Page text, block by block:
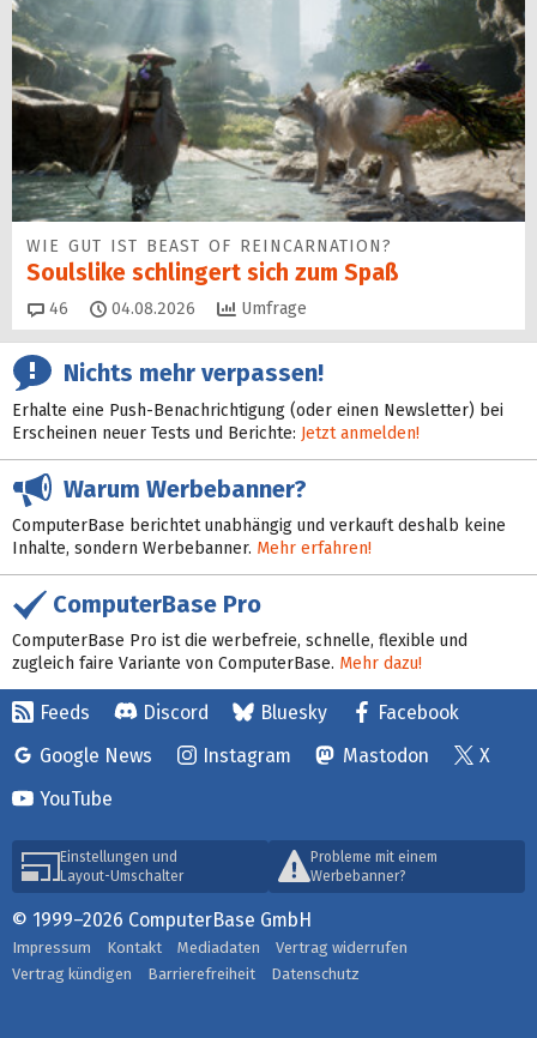
WIE GUT IST BEAST OF REINCARNATION?
Soulslike schlingert sich zum Spaß
46 Kommentare
04.08.2026 Umfrage
Nichts mehr verpassen!
Erhalte eine Push-Benachrichtigung (oder einen Newsletter) bei
Erscheinen neuer Tests und Berichte: Jetzt anmelden!
Warum Werbebanner?
ComputerBase berichtet unabhängig und verkauft deshalb keine
Inhalte, sondern Werbebanner. Mehr erfahren!
ComputerBase Pro
ComputerBase Pro ist die werbefreie, schnelle, flexible und
zugleich faire Variante von ComputerBase. Mehr dazu!
Feeds Discord Bluesky
Facebook
Google News
Instagram Mastodon
X
YouTube
Einstellungen und
Layout-Umschalter
Probleme mit einem
Werbebanner?
© 1999–2026 ComputerBase GmbH
Impressum Kontakt Mediadaten
Vertrag widerrufen
Vertrag kündigen
Barrierefreiheit Datenschutz